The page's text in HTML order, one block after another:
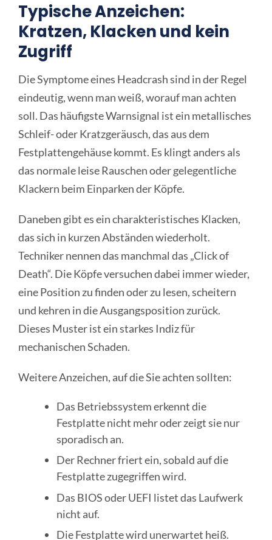
Typische Anzeichen:
Kratzen, Klacken und kein
Zugriff
Die Symptome eines Headcrash sind in der Regel
eindeutig, wenn man weiß, worauf man achten
soll. Das häufigste Warnsignal ist ein metallisches
Schleif- oder Kratzgeräusch, das aus dem
Festplattengehäuse kommt. Es klingt anders als
das normale leise Rauschen oder gelegentliche
Klackern beim Einparken der Köpfe.
Daneben gibt es ein charakteristisches Klacken,
das sich in kurzen Abständen wiederholt.
Techniker nennen das manchmal das „Click of
Death“. Die Köpfe versuchen dabei immer wieder,
eine Position zu finden oder zu lesen, scheitern
und kehren in die Ausgangsposition zurück.
Dieses Muster ist ein starkes Indiz für
mechanischen Schaden.
Weitere Anzeichen, auf die Sie achten sollten:
Das Betriebssystem erkennt die
Festplatte nicht mehr oder zeigt sie nur
sporadisch an.
Der Rechner friert ein, sobald auf die
Festplatte zugegriffen wird.
Das BIOS oder UEFI listet das Laufwerk
nicht auf.
Die Festplatte wird unerwartet heiß.